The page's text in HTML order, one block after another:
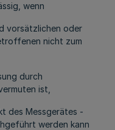
wenn
vorsätzlichen oder
nicht zum
durch
ist,
des Messgerätes -
werden kann